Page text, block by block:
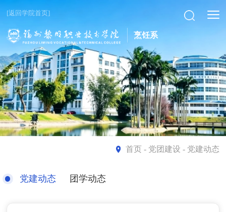
[返回学院首页]
烹饪系
首页- 党团建设 - 党建动态
党建动态 团学动态